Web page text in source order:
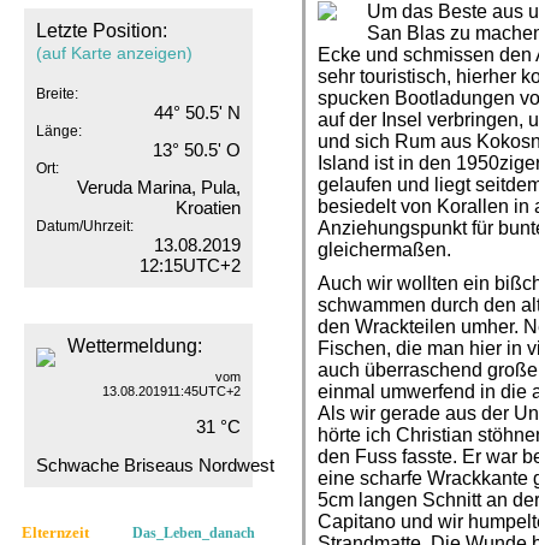
Letzte Position:
(auf Karte anzeigen)
Breite:
44° 50.5' N
Länge:
13° 50.5' O
Ort:
Veruda Marina, Pula,
Kroatien
Datum/Uhrzeit:
13.08.2019
12:15UTC+2
Wettermeldung:
vom
13.08.201911:45UTC+2
31 °C
Schwache Briseaus Nordwest
Elternzeit Das_Leben_danach
Um das Beste aus
San Blas zu
Ecke und schmissen
sehr touristisch, hierher
spucken Bootladungen
auf der Insel verbringen,
und sich Rum aus
Island ist in den
gelaufen und liegt
besiedelt von Korallen in
Anziehungspunkt für
gleichermaßen.
Auch wir wollten ein
schwammen durch den
den Wrackteilen umher.
Fischen, die man hier in
auch überraschend
einmal umwerfend in die
Als wir gerade aus der
hörte ich Christian
den Fuss fasste. Er war
eine scharfe Wrackkante
5cm langen Schnitt an
Capitano und wir